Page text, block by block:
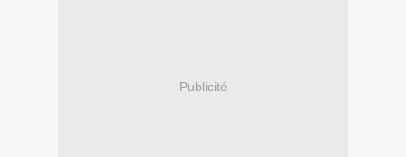
Publicité